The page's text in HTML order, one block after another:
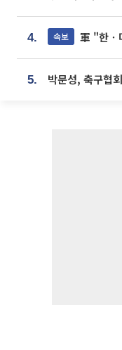
4. 속보 軍 "한ㆍ미
5.